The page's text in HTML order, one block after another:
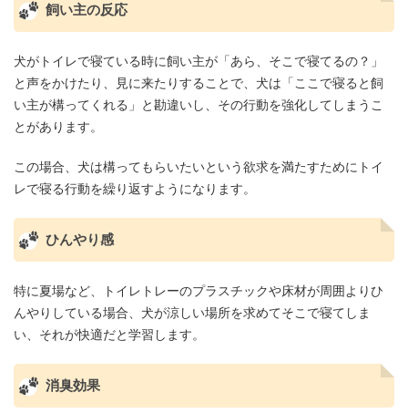
飼い主の反応
犬がトイレで寝ている時に飼い主が「あら、そこで寝てるの？」
と声をかけたり、見に来たりすることで、犬は「ここで寝ると飼
い主が構ってくれる」と勘違いし、その行動を強化してしまうこ
とがあります。
この場合、犬は構ってもらいたいという欲求を満たすためにトイ
レで寝る行動を繰り返すようになります。
ひんやり感
特に夏場など、トイレトレーのプラスチックや床材が周囲よりひ
んやりしている場合、犬が涼しい場所を求めてそこで寝てしま
い、それが快適だと学習します。
消臭効果